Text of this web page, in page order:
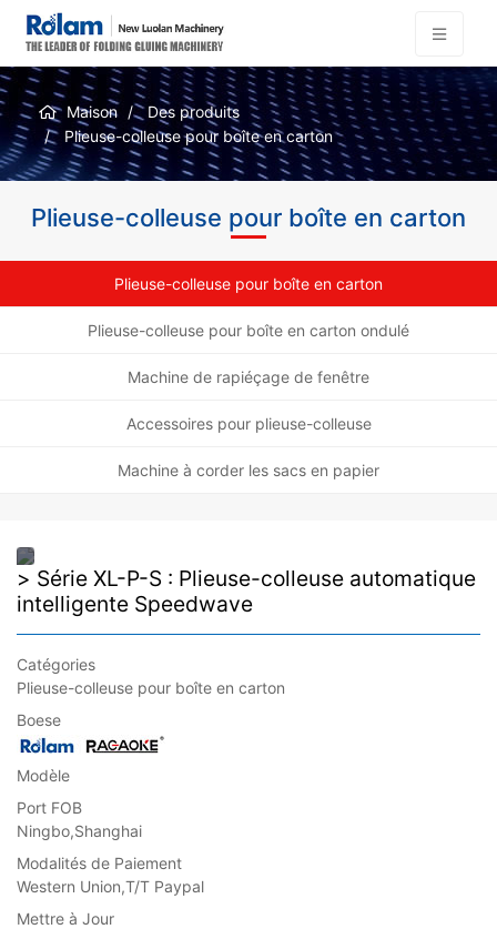
Maison
Des produits
Plieuse-colleuse pour boîte en carton
Plieuse-colleuse pour boîte en carton
Plieuse-colleuse pour boîte en carton
Plieuse-colleuse pour boîte en carton ondulé
Machine de rapiéçage de fenêtre
Accessoires pour plieuse-colleuse
Machine à corder les sacs en papier
Série XL-P-S : Plieuse-colleuse automatique
intelligente Speedwave
Catégories
Plieuse-colleuse pour boîte en carton
Boese
Modèle
Port FOB
Ningbo,Shanghai
Modalités de Paiement
Western Union,T/T Paypal
Mettre à Jour